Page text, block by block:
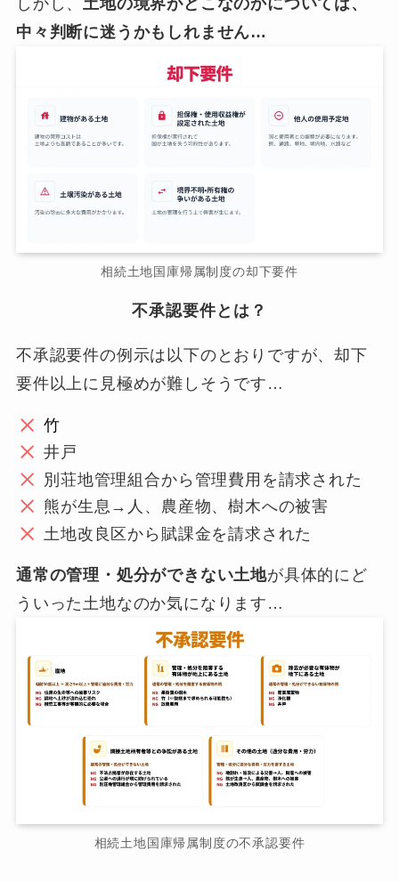
しかし、土地の境界がどこなのかについては、
中々判断に迷うかもしれません…
相続土地国庫帰属制度の却下要件
不承認要件とは？
不承認要件の例示は以下のとおりですが、却下
要件以上に見極めが難しそうです…
竹
井戸
別荘地管理組合から管理費用を請求された
熊が生息→人、農産物、樹木への被害
土地改良区から賦課金を請求された
通常の管理・処分ができない土地が具体的にど
ういった土地なのか気になります…
相続土地国庫帰属制度の不承認要件